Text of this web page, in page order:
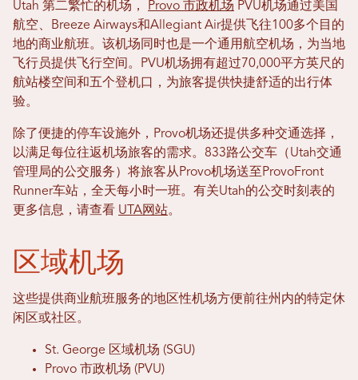
Utah 第二繁忙的机场， Provo 市政机场 PVU机场通过美国
航空、Breeze Airways和Allegiant Air提供飞往100多个目的
地的商业航班。该机场同时也是一个通用航空机场，为当地
飞行员提供飞行空间。PVU机场拥有超过70,000平方英尺的
航站楼空间和五个登机口，为旅客提供快捷舒适的出行体
验。
除了便捷的停车设施外，Provo机场还提供多种交通选择，
以满足每位往返机场旅客的需求。833路公交车（Utah交通
管理局的公交服务）将旅客从Provo机场送至ProvoFront
Runner车站，全天每小时一班。有关Utah的公交时刻表的
更多信息，请查看 UTA网站。
区域机场
这些提供商业航班服务的地区性机场方便前往州内的特定休
闲区或社区。
St. George 区域机场 (SGU)
Provo 市政机场 (PVU)